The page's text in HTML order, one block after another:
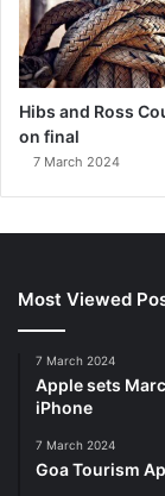
Hibs and Ross
on final
7 March 2024
Most Viewed
7 March 2024
Apple sets
iPhone
7 March 2024
Goa Tourism